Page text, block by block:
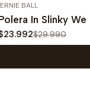
ERNIE BALL
In Slinky We
$29.990